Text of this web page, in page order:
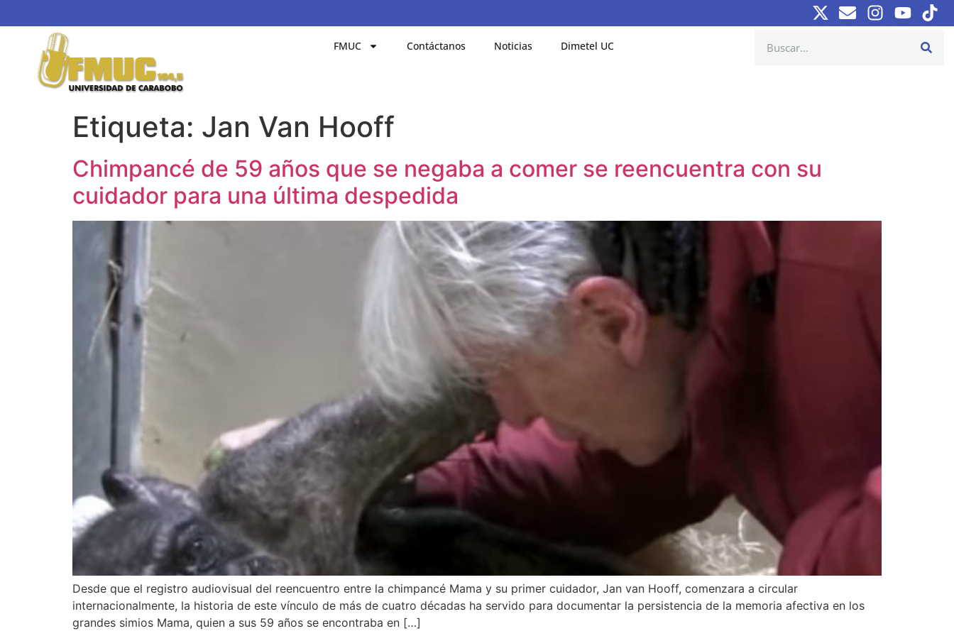
FMUC Contáctanos Noticias Dimetel UC
Etiqueta: Jan Van Hooff
Chimpancé de 59 años que se negaba a comer se reencuentra con su
cuidador para una última despedida
Desde que el registro audiovisual del reencuentro entre la chimpancé Mama y su primer cuidador, Jan van Hooff, comenzara a circular
internacionalmente, la historia de este vínculo de más de cuatro décadas ha servido para documentar la persistencia de la memoria afectiva en los
grandes simios Mama, quien a sus 59 años se encontraba en […]